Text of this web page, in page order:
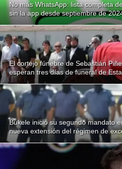
No más WhatsApp: lista completa
sin la app desde septiembre de
El cortejo fúnebre de Sebastián
esperan tres días de funeral de
Bukele inició su segundo mandato
nueva extensión del régimen de